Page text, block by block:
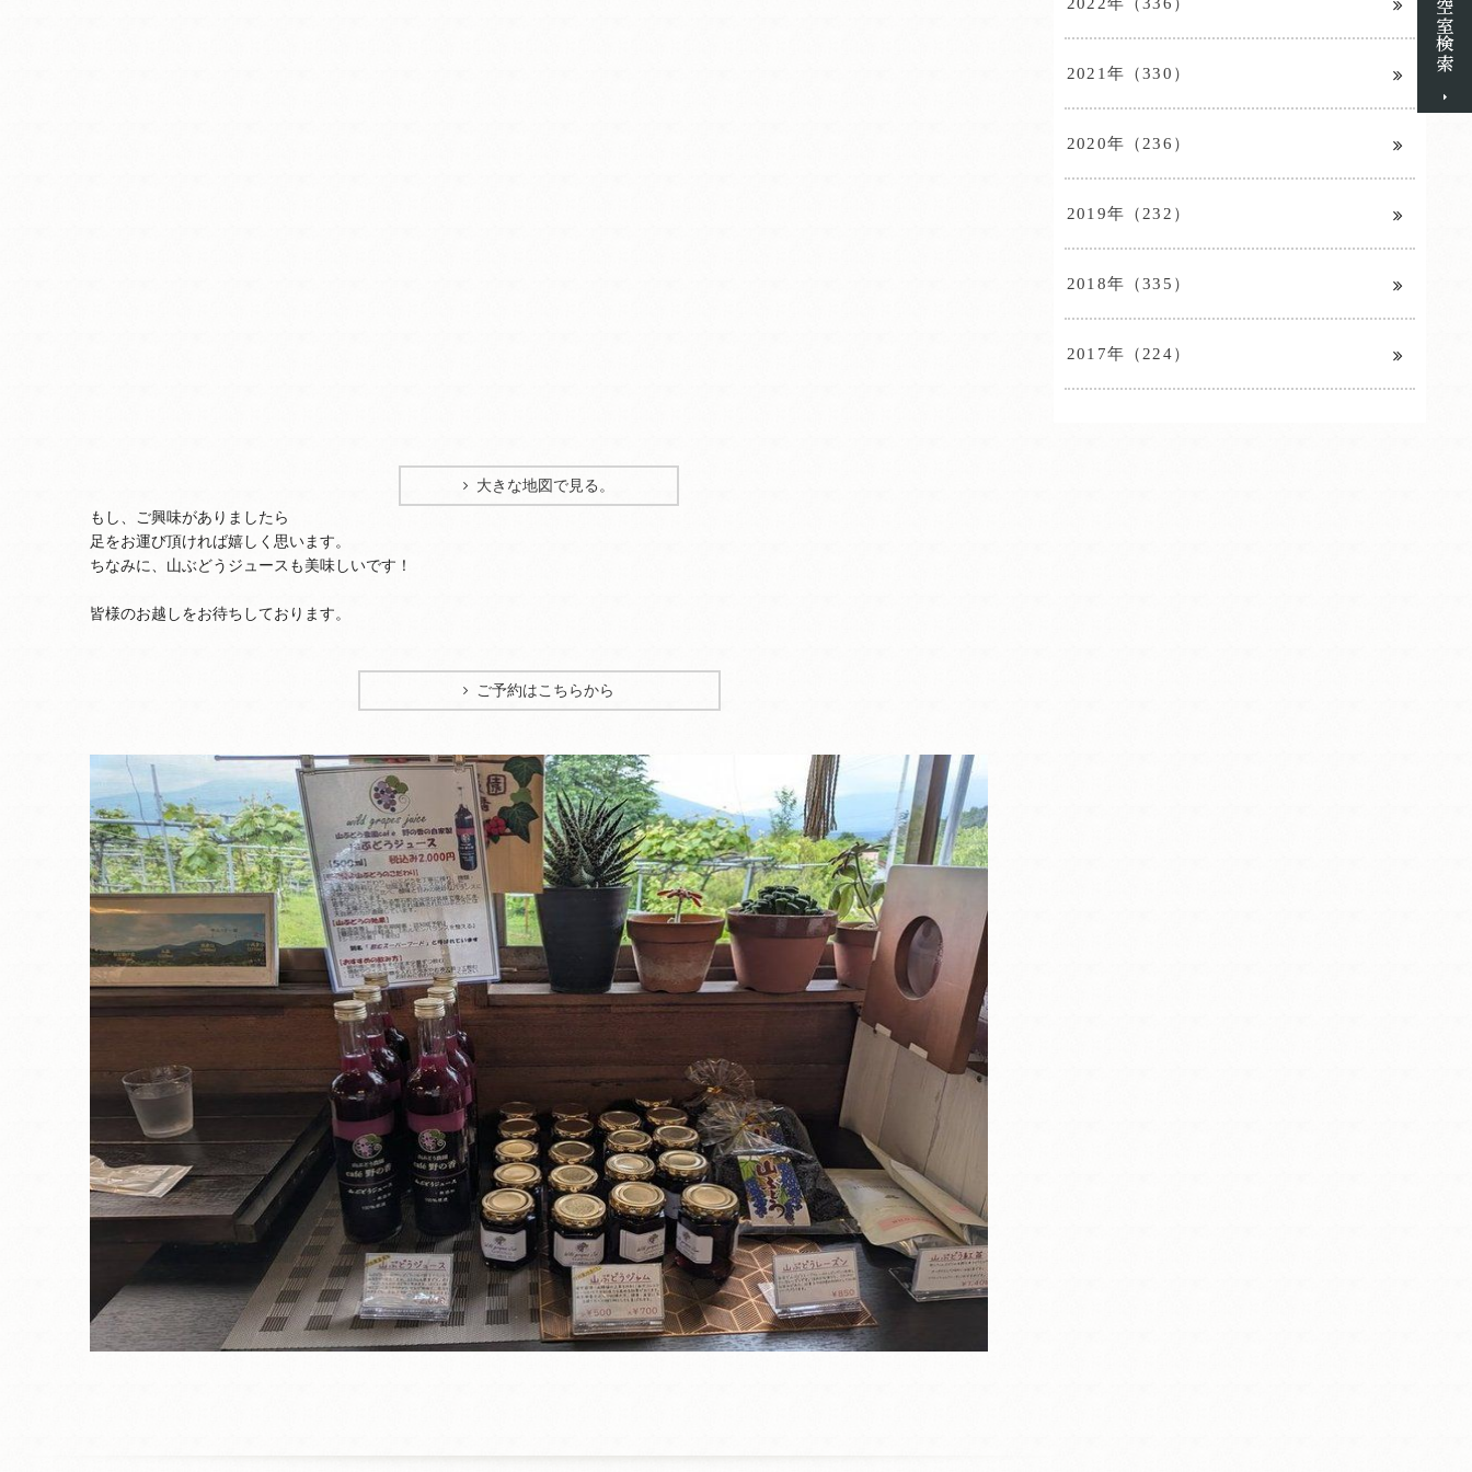
大きな地図で見る。
もし、ご興味がありましたら
足をお運び頂ければ嬉しく思います。
ちなみに、山ぶどうジュースも美味しいです！
皆様のお越しをお待ちしております。
ご予約はこちらから
2021年（330）
2020年（236）
2019年（232）
2018年（335）
2017年（224）